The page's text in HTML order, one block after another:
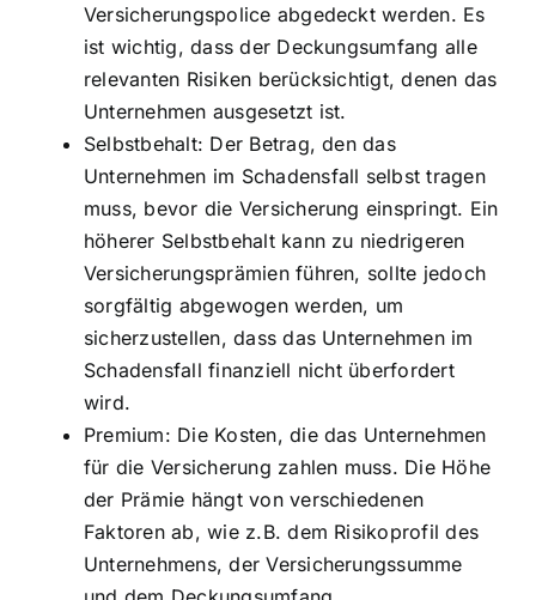
Versicherungspolice abgedeckt werden. Es
ist wichtig, dass der Deckungsumfang alle
relevanten Risiken berücksichtigt, denen das
Unternehmen ausgesetzt ist.
Selbstbehalt: Der Betrag, den das
Unternehmen im Schadensfall selbst tragen
muss, bevor die Versicherung einspringt. Ein
höherer Selbstbehalt kann zu niedrigeren
Versicherungsprämien führen, sollte jedoch
sorgfältig abgewogen werden, um
sicherzustellen, dass das Unternehmen im
Schadensfall finanziell nicht überfordert
wird.
Premium: Die Kosten, die das Unternehmen
für die Versicherung zahlen muss. Die Höhe
der Prämie hängt von verschiedenen
Faktoren ab, wie z.B. dem Risikoprofil des
Unternehmens, der Versicherungssumme